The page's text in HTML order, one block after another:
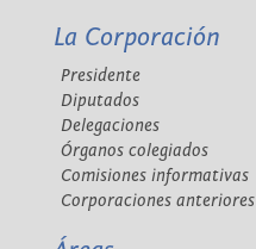
La Corporación
Presidente
Diputados
Delegaciones
Órganos colegiados
Comisiones informativas
Corporaciones anteriores